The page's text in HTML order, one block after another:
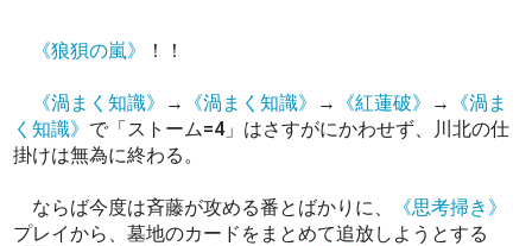
《狼狽の嵐》 ！！
《渦まく知識》 → 《渦まく知識》 → 《紅蓮破》 →
《渦ま
く知識》 で「ストーム=4」はさすがにかわせず、川北の仕
掛けは無為に終わる。
ならば今度は斉藤が攻める番とばかりに、
《思考掃き》
プレイから、墓地のカードをまとめて追放しようとする